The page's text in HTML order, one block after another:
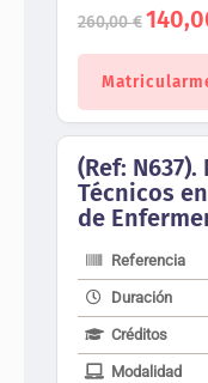
260,00€
El
precio
260,00 €.
(Ref:
Técnicos
de
Referencia
Duración
Créditos
Modalidad